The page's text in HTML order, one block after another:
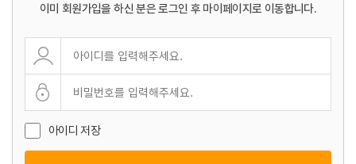
이미 회원가입을 하신 분은 로그인 후 마이페이지로 이동합니다.
아이디 저장